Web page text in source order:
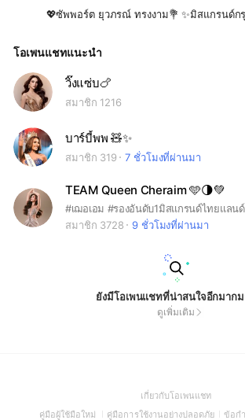
💖ซัพพอร์ต ยุวภรณ์ ทรงงาม💐 ✨มิสแกรนด์ก
โอเพนแชทแนะนำ
วิ๊งแซ่บ🍗
สมาชิก 1216
บาร์บี้พพ 🧸✨
สมาชิก 319 7 ชั่วโมงที่ผ่านมา
TEAM Queen Cheraim 🩵🌗💚
#เฌอเอม #รองอันดับ1มิสแกรนด์ไทยแลน
สมาชิก 3728
9 ชั่วโมงที่ผ่านมา
ยังมีโอเพนแชทที่น่าสนใจอีกมาก
ดูเพิ่มเติม
เกี่ยวกับโอเพนแชท(Open
in
คู่มือผู้ใช้มือใหม่ (Open
คู่มือการใช้งานอย่างปลอดภัย(Open
ข้อก